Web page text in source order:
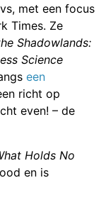
met een focus
Times. Ze
Shadowlands:
Science
een
richt op
even! – de
Holds No
en is